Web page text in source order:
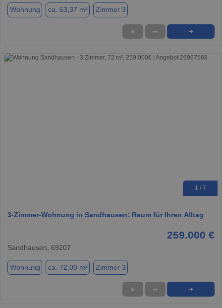
Wohnung ca. 63,37 m² Zimmer 3
★ ➦ ➜
1 / 7
3-Zimmer-Wohnung in Sandhausen: Raum für Ihren Alltag
259.000 €
Sandhausen, 69207
Wohnung ca. 72,00 m² Zimmer 3
★ ➦ ➜